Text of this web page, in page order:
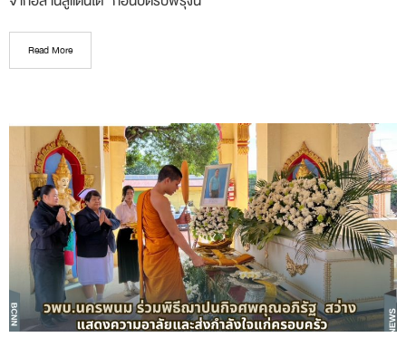
Read More